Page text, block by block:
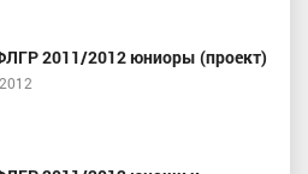
2011/2012 юниоры (проект)